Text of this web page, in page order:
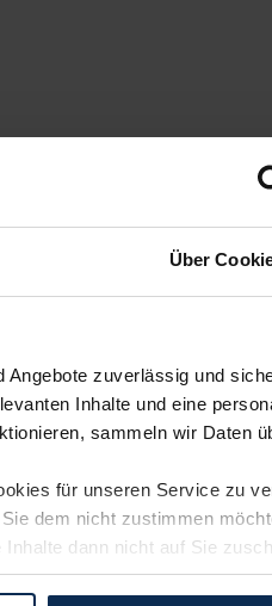
Über
zuverlässig und
Inhalte und eine
sammeln wir Daten
für unseren Service zu
dem nicht zustimmen
dann nicht auf Sie
die Einstellungen